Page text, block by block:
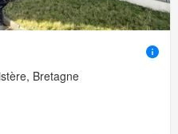
Bretagne